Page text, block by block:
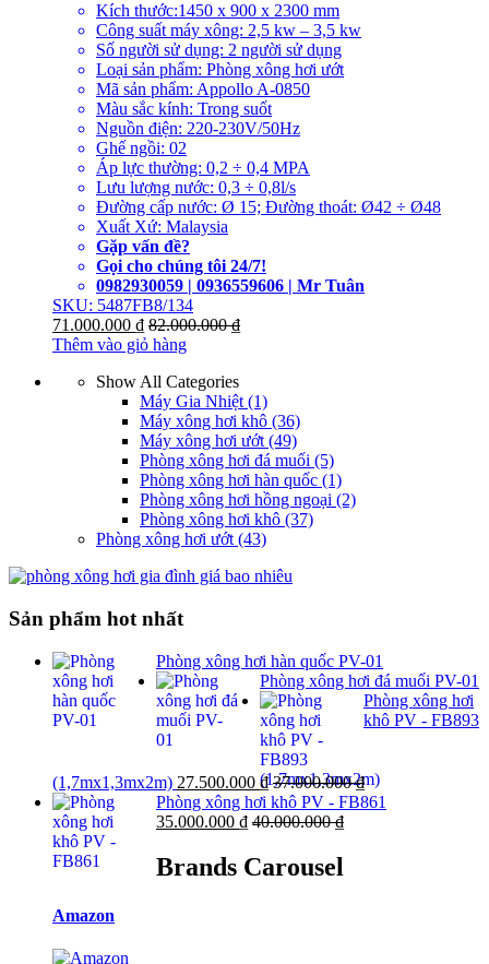
Kích thước:1450 x 900 x 2300 mm
Công suất máy xông: 2,5 kw – 3,5 kw
Số người sử dụng: 2 người sử dụng
Loại sản phẩm: Phòng xông hơi ướt
Mã sản phẩm: Appollo A-0850
Màu sắc kính: Trong suốt
Nguồn điện: 220-230V/50Hz
Ghế ngồi: 02
Áp lực thường: 0,2 ÷ 0,4 MPA
Lưu lượng nước: 0,3 ÷ 0,8l/s
Đường cấp nước: Ø 15; Đường thoát: Ø42 ÷ Ø48
Xuất Xứ: Malaysia
Gặp vấn đề?
Gọi cho chúng tôi 24/7!
0982930059 | 0936559606 | Mr Tuân
SKU: 5487FB8/134
71.000.000 ₫ 82.000.000₫
Thêm vào giỏ hàng
Show All Categories
Máy Gia Nhiệt (1)
Máy xông hơi khô (36)
Máy xông hơi ướt (49)
Phòng xông hơi đá muối (5)
Phòng xông hơi hàn quốc (1)
Phòng xông hơi hồng ngoại (2)
Phòng xông hơi khô (37)
Phòng xông hơi ướt (43)
Sản phẩm hot nhất
Phòng xông hơi hàn quốc PV-01
Phòng xông hơi đá muối PV-01
Phòng xông hơi
khô PV - FB893
(1,7mx1,3mx2m) 27.500.000 ₫ 37.000.000₫
Phòng xông hơi khô PV - FB861
35.000.000 ₫ 40.000.000₫
Brands Carousel
Amazon